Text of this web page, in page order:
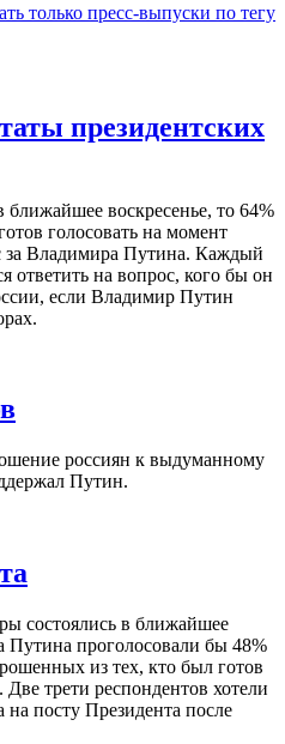
только пресс-выпуски по тегу
президентских
воскресенье, то 64%
голосовать на момент
за Владимира Путина. Каждый
ответить на вопрос, кого бы он
если Владимир Путин
россиян к выдуманному
Путин.
состоялись в ближайшее
Путина проголосовали бы 48%
из тех, кто был готов
трети респондентов хотели
посту Президента после